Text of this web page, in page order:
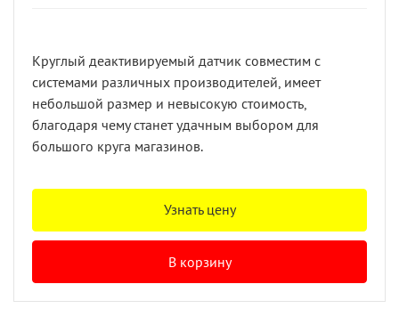
Круглый деактивируемый датчик совместим с
системами различных производителей, имеет
небольшой размер и невысокую стоимость,
благодаря чему станет удачным выбором для
большого круга магазинов.
Узнать цену
В корзину